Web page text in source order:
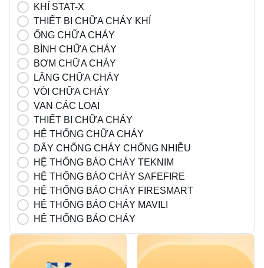
KHÍ STAT-X
THIẾT BỊ CHỮA CHÁY KHÍ
ỐNG CHỮA CHÁY
BÌNH CHỮA CHÁY
BƠM CHỮA CHÁY
LĂNG CHỮA CHÁY
VÒI CHỮA CHÁY
VAN CÁC LOẠI
THIẾT BỊ CHỮA CHÁY
HỆ THỐNG CHỮA CHÁY
DÂY CHỐNG CHÁY CHỐNG NHIỄU
HỆ THỐNG BÁO CHÁY TEKNIM
HỆ THỐNG BÁO CHÁY SAFEFIRE
HỆ THỐNG BÁO CHÁY FIRESMART
HỆ THỐNG BÁO CHÁY MAVILI
HỆ THỐNG BÁO CHÁY